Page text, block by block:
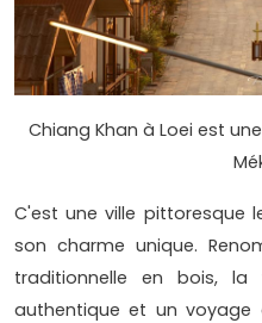
Chiang Khan à Loei est
C'est une ville pittoresque
son charme unique.
traditionnelle en bois, la
authentique et un voyage